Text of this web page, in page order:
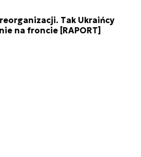
Tak Ukraińcy
na froncie [RAPORT]